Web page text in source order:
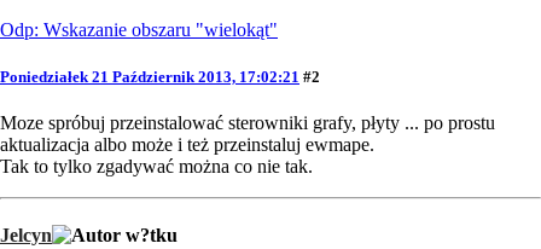
Odp: Wskazanie obszaru "wielokąt"
Poniedziałek 21 Październik 2013, 17:02:21 #2
Moze spróbuj przeinstalować sterowniki grafy, płyty ... po prostu
aktualizacja albo może i też przeinstaluj ewmape.
Tak to tylko zgadywać można co nie tak.
Jelcyn